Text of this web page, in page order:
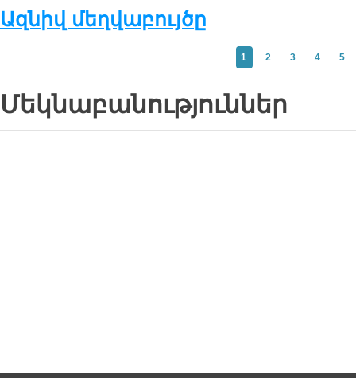
Ազնիվ մեղվաբույծը
1 2 3 4 5
Մեկնաբանություններ